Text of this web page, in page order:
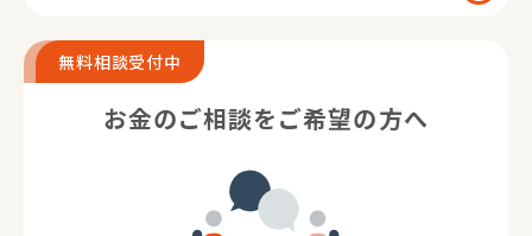
無料相談受付中
お金のご相談をご希望の方へ